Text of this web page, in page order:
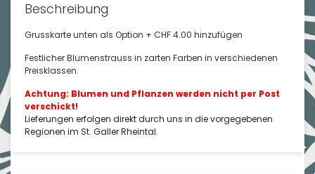
Beschreibung
Grusskarte unten als Option + CHF 4.00 hinzufügen
Festlicher Blumenstrauss in zarten Farben in verschiedenen
Preisklassen.
Achtung: Blumen und Pflanzen werden nicht per Post
verschickt!
Lieferungen erfolgen direkt durch uns in die vorgegebenen
Regionen im St. Galler Rheintal.